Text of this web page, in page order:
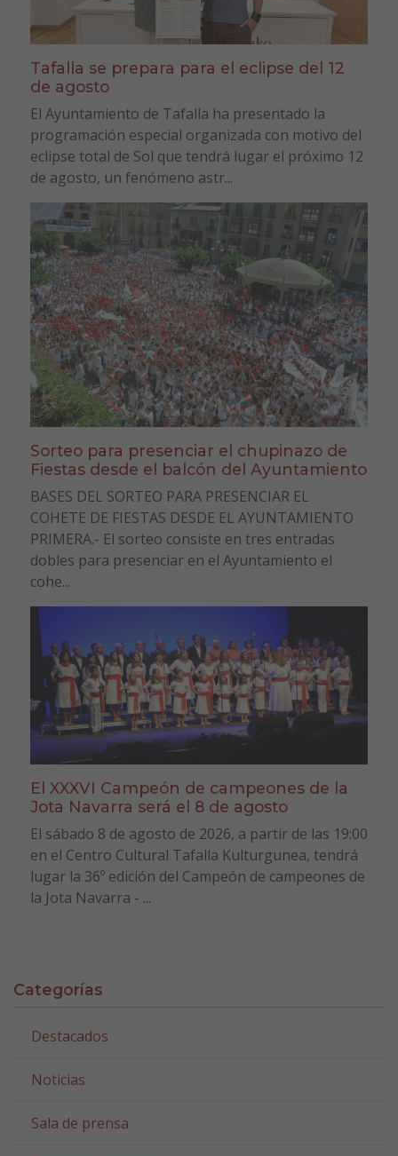
Tafalla se prepara para el eclipse del 12
de agosto
El Ayuntamiento de Tafalla ha presentado la
programación especial organizada con motivo del
eclipse total de Sol que tendrá lugar el próximo 12
de agosto, un fenómeno astr...
Sorteo para presenciar el chupinazo de
Fiestas desde el balcón del Ayuntamiento
BASES DEL SORTEO PARA PRESENCIAR EL
COHETE DE FIESTAS DESDE EL AYUNTAMIENTO
PRIMERA.- El sorteo consiste en tres entradas
dobles para presenciar en el Ayuntamiento el
cohe...
El XXXVI Campeón de campeones de la
Jota Navarra será el 8 de agosto
El sábado 8 de agosto de 2026, a partir de las 19:00
en el Centro Cultural Tafalla Kulturgunea, tendrá
lugar la 36º edición del Campeón de campeones de
la Jota Navarra - ...
Categorías
Destacados
Noticias
Sala de prensa